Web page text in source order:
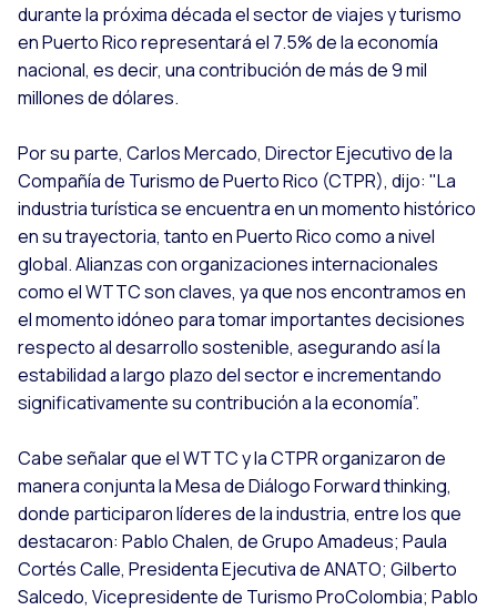
durante la próxima década el sector de viajes y turismo
en Puerto Rico representará el 7.5% de la economía
nacional, es decir, una contribución de más de 9 mil
millones de dólares.
Por su parte, Carlos Mercado, Director Ejecutivo de la
Compañía de Turismo de Puerto Rico (CTPR), dijo: "La
industria turística se encuentra en un momento histórico
en su trayectoria, tanto en Puerto Rico como a nivel
global. Alianzas con organizaciones internacionales
como el WTTC son claves, ya que nos encontramos en
el momento idóneo para tomar importantes decisiones
respecto al desarrollo sostenible, asegurando así la
estabilidad a largo plazo del sector e incrementando
significativamente su contribución a la economía”.
Cabe señalar que el WTTC y la CTPR organizaron de
manera conjunta la Mesa de Diálogo Forward thinking,
donde participaron líderes de la industria, entre los que
destacaron: Pablo Chalen, de Grupo Amadeus; Paula
Cortés Calle, Presidenta Ejecutiva de ANATO; Gilberto
Salcedo, Vicepresidente de Turismo ProColombia; Pablo